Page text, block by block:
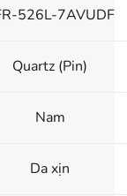
526L-7AVUDF
Quartz (Pin)
Nam
Da xịn